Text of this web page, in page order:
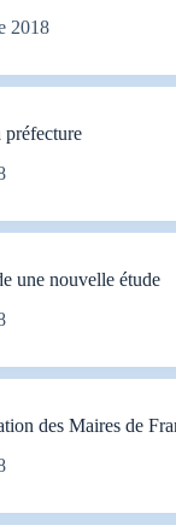
2018
préfecture
une nouvelle étude
des Maires de